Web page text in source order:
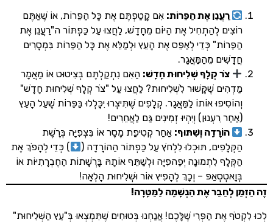
רַעֲנֵן אֶת הַפֵּרוֹת:אִם קָטַפְתֶּם אֶת כָּל הַפֵּרוֹת, אוֹ שֶׁאַתֶּם
לְהַתְחִיל אֶת הַיּוֹם מֵחָדָשׁ, לַחֲצוּ עַל כַּפְתּוֹר ה"רַעֲנֵן אֶת
כְּדֵי לְאַפֵּס אֶת הָעֵץ וּלְמַלֵּא אֶת כָּל הַפֵּרוֹת בִּמְסָרִים
מֵהַמַּאֲגָר.
צֹר קְלָף שְׁלִיחוּת חָדָשׁ:הַאִם נִתְקַלְתֶּם בְּצִיטוּט אוֹ מַאֲמָר
שֶׁקָּשׁוּר לִשְׁלִיחוּת? לַחֲצוּ עַל "צֹר קְלָף שְׁלִיחוּת חָדָשׁ"
אוֹתוֹ לַמַּאֲגָר. קְלָפִים שֶׁתִּיצְרוּ יִכָּלְלוּ בַּפֵּרוֹת שֶׁעַל הָעֵץ
רִעְנוּן) וְיִהְיוּ זְמִינִים גַּם לַאֲחֵרִים!
הוֹרָדָה וְשִׁתּוּף:אַחַר קְטִיפַת מֶסֶר אוֹ בִּצְפִיָּה בְּרֶשֶׁת
תּוּכְלוּ לִלְחֹץ עַל כַּפְתּוֹר הַהוֹרָדָה (
) כְּדֵי לְהָפֹךְ אֶת
לִתְמוּנָה יְפֵהפִיָּה וּלְשַׁתֵּף אוֹתָהּ בָּרְשָׁתוֹת הַחֶבְרָתִיּוֹת אוֹ
– וְכָךְ לְהָפִיץ אוֹר וּשְׁלִיחוּת הָלְאָה!
לְחַבֵּר אֶת הַנְּשָׁמָה לַמַּטָּרָה!
אֶת הַפְּרִי שֶׁלָּכֶם! אֲנַחְנוּ בְּטוּחִים שֶׁתִּמְצְאוּ בְּ"עֵץ הַשְּׁלִיחוּת"